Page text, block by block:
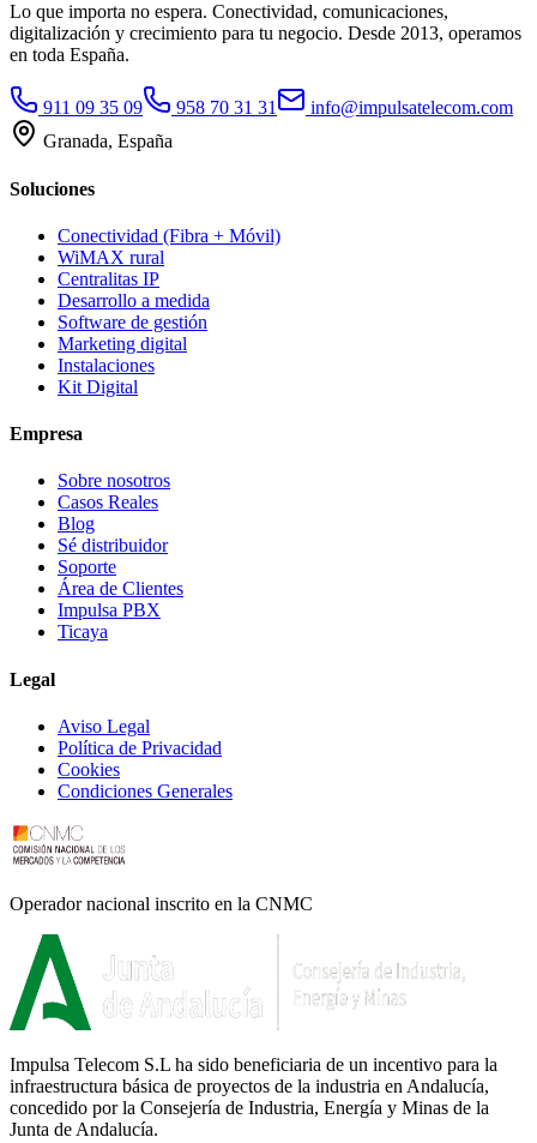
Lo que importa no espera. Conectividad, comunicaciones,
digitalización y crecimiento para tu negocio. Desde 2013, operamos
en toda España.
911 09 35 09 958 70 31 31
info@impulsatelecom.com
Granada, España
Soluciones
Conectividad (Fibra + Móvil)
WiMAX rural
Centralitas IP
Desarrollo a medida
Software de gestión
Marketing digital
Instalaciones
Kit Digital
Empresa
Sobre nosotros
Casos Reales
Blog
Sé distribuidor
Soporte
Área de Clientes
Impulsa PBX
Ticaya
Legal
Aviso Legal
Política de Privacidad
Cookies
Condiciones Generales
Operador nacional inscrito en la CNMC
Impulsa Telecom S.L ha sido beneficiaria de un incentivo para la
infraestructura básica de proyectos de la industria en Andalucía,
concedido por la Consejería de Industria, Energía y Minas de la
Junta de Andalucía.